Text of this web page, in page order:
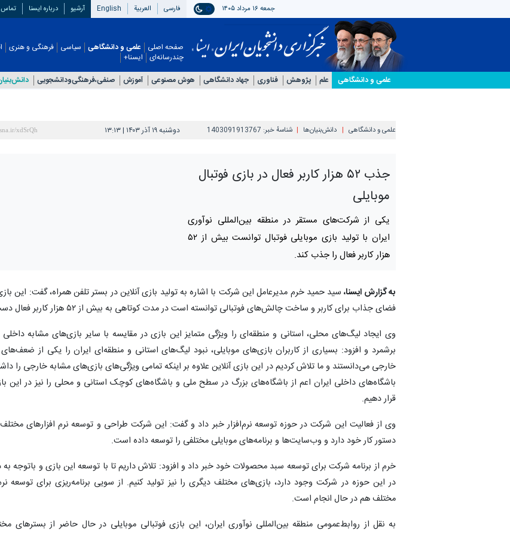
جمعه ۱۶ مرداد ۱۴۰۵ فارسی العربیة English آرشیو درباره ایسنا تماس
صفحه اصلی علمی و دانشگاهی
علمی‌ و دانشگاهی علم پژوهش فناوری جهاد دانشگاهی هوش مصنوعی آموزش صنفی،فرهنگی‌ودانشجویی
سیاسی فرهنگی و هنری
چندرسانه‌ای ایسنا+
علمی‌ و دانشگاهی دانش‌بنیان‌ها شناسهٔ خبر: 1403091913767 دوشنبه ۱۹ آذر ۱۴۰۳ | ۱۳:۱۳
جذب ۵۲ هزار کاربر فعال در بازی فوتبال
موبایلی
یکی از شرکت‌های مستقر در منطقه بین‌المللی نوآوری
ایران با تولید بازی موبایلی فوتبال توانست بیش از ۵۲
هزار کاربر فعال را جذب کند.
به گزارش ایسنا،سید حمید خرم مدیرعامل این شرکت با اشاره به تولید بازی آنلاین در بستر تلفن همراه، گفت: این
فضای جذاب برای کاربر و ساخت چالش‌های فوتبالی توانسته است در مدت کوتاهی به بیش از ۵۲ هزار کاربر فعال دست یابد.
وی ایجاد لیگ‌های محلی، استانی و منطقه‌ای را ویژگی متمایز این بازی در مقایسه با سایر بازی‌های مشابه
برشمرد و افزود: بسیاری از کاربران بازی‌های موبایلی، نبود لیگ‌های استانی و منطقه‌ای ایران را یکی از
خارجی می‌دانستند و ما تلاش کردیم در این بازی آنلاین علاوه بر اینکه تمامی ویژگی‌های بازی‌های مشابه خارجی را
باشگاه‌های داخلی ایران اعم از باشگاه‌های بزرگ در سطح ملی و باشگاه‌های کوچک استانی و محلی را نیز در این
قرار دهیم.
وی از فعالیت این شرکت در حوزه توسعه نرم‌افزار خبر داد و گفت: این شرکت طراحی و توسعه نرم افزارهای
دستور کار خود دارد و وب‌سایت‌ها و برنامه‌های موبایلی مختلفی را توسعه داده است.
خرم از برنامه شرکت برای توسعه سبد محصولات خود خبر داد و افزود: تلاش داریم تا با توسعه این بازی و باتوجه‌
در این حوزه در شرکت وجود دارد، بازی‌های مختلف دیگری را نیز تولید کنیم. از سویی برنامه‌ریزی برای توسعه
مختلف هم در حال انجام است.
به نقل از روابط‌عمومی منطقه بین‌المللی نوآوری ایران، این بازی فوتبالی موبایلی در حال حاضر از بسترهای